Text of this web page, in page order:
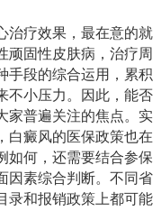
治疗效果，最在意的就
顽固性皮肤病，治疗周
手段的综合运用，累积
不小压力。因此，能否
家普遍关注的焦点。实
白癜风的医保政策也在
如何，还需要结合参保
因素综合判断。不同省
录和报销政策上都可能